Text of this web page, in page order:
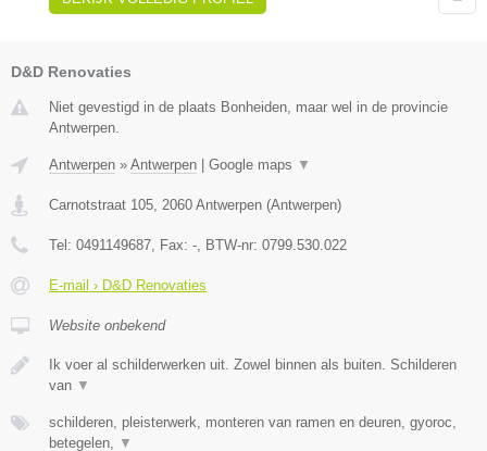
D&D Renovaties
Niet gevestigd in de plaats Bonheiden, maar wel in de provincie
Antwerpen.
Antwerpen » Antwerpen Google maps ▼
Carnotstraat 105, 2060 Antwerpen (Antwerpen)
Tel: 0491149687, Fax: -, BTW-nr: 0799.530.022
E-mail › D&D Renovaties
Website onbekend
Ik voer al schilderwerken uit. Zowel binnen als buiten. Schilderen
van ▼
schilderen, pleisterwerk, monteren van ramen en deuren, gyoroc,
betegelen, ▼